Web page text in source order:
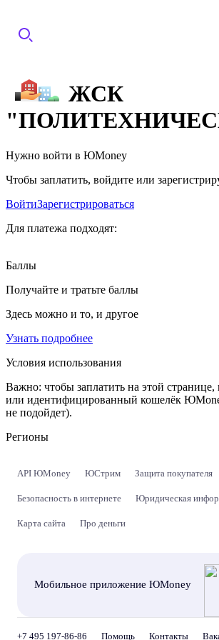
ЖСК
Нужно войти в ЮMoney
Чтобы заплатить, войдите или
ВойтиЗарегистрироваться
Для платежа подходят:
Баллы
Получайте и тратьте баллы
Здесь можно и то, и другое
Узнать подробнее
Условия использования
Важно: чтобы заплатить на этой
или идентифицированный кошелёк
не подойдет).
Регионы
API ЮMoney ЮСтрим Защита покупателя
Безопасность в интернете Юридическая
Карта сайта Про деньги
Мобильное приложение ЮMoney
+7 495 197-86-86 Помощь Контакты